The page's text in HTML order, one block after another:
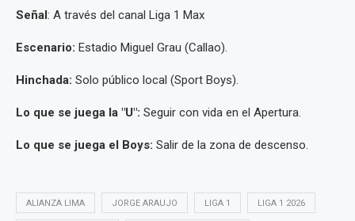
Señal: A través del canal Liga 1 Max
Escenario: Estadio Miguel Grau (Callao).
Hinchada: Solo público local (Sport Boys).
Lo que se juega la "U": Seguir con vida en el Apertura.
Lo que se juega el Boys: Salir de la zona de descenso.
ALIANZA LIMA JORGE ARAUJO LIGA 1 LIGA 1 2026